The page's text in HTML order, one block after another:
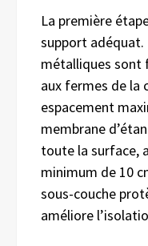
La première
support adéquat.
métalliques sont
aux fermes de la
espacement
membrane
toute la surface,
minimum de 10
sous-couche
améliore